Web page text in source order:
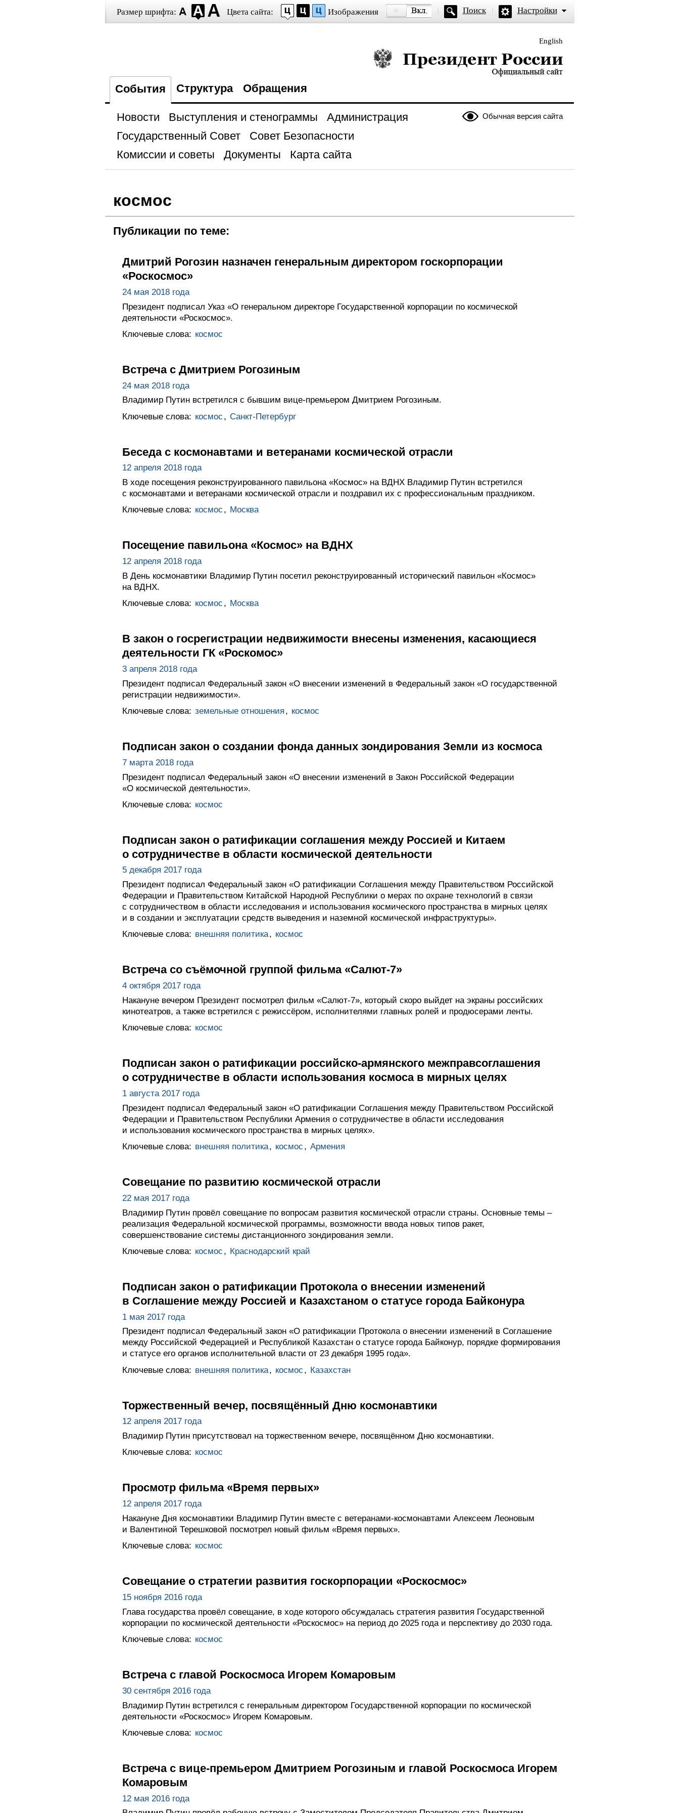
Размер шрифта: Цвета сайта: Изображения Поиск Настройки
English
Президент России — официальный сайт
События Структура Обращения
Обычная версия сайта
Новости Выступления и стенограммы
Администрация
Государственный Совет
Совет Безопасности
Комиссии и советы
Документы Карта сайта
космос
Публикации по теме:
Дмитрий Рогозин назначен генеральным директором госкорпорации
«Роскосмос»
24 мая 2018 года
Президент подписал Указ «О генеральном директоре Государственной корпорации по космической
деятельности «Роскосмос».
Ключевые слова: космос
Встреча с Дмитрием Рогозиным
24 мая 2018 года
Владимир Путин встретился с бывшим вице-премьером Дмитрием Рогозиным.
Ключевые слова: космос , Санкт-Петербург
Беседа с космонавтами и ветеранами космической отрасли
12 апреля 2018 года
В ходе посещения реконструированного павильона «Космос» на ВДНХ Владимир Путин встретился
с космонавтами и ветеранами космической отрасли и поздравил их с профессиональным праздником.
Ключевые слова: космос , Москва
Посещение павильона «Космос» на ВДНХ
12 апреля 2018 года
В День космонавтики Владимир Путин посетил реконструированный исторический павильон «Космос»
на ВДНХ.
Ключевые слова: космос , Москва
В закон о госрегистрации недвижимости внесены изменения, касающиеся
деятельности ГК «Роскомос»
3 апреля 2018 года
Президент подписал Федеральный закон «О внесении изменений в Федеральный закон «О государственной
регистрации недвижимости».
Ключевые слова: земельные отношения , космос
Подписан закон о создании фонда данных зондирования Земли из космоса
7 марта 2018 года
Президент подписал Федеральный закон «О внесении изменений в Закон Российской Федерации
«О космической деятельности».
Ключевые слова: космос
Подписан закон о ратификации соглашения между Россией и Китаем
о сотрудничестве в области космической деятельности
5 декабря 2017 года
Президент подписал Федеральный закон «О ратификации Соглашения между Правительством Российской
Федерации и Правительством Китайской Народной Республики о мерах по охране технологий в связи
с сотрудничеством в области исследования и использования космического пространства в мирных целях
и в создании и эксплуатации средств выведения и наземной космической инфраструктуры».
Ключевые слова: внешняя политика, космос
Встреча со съёмочной группой фильма «Салют-7»
4 октября 2017 года
Накануне вечером Президент посмотрел фильм «Салют-7», который скоро выйдет на экраны российских
кинотеатров, а также встретился с режиссёром, исполнителями главных ролей и продюсерами ленты.
Ключевые слова: космос
Подписан закон о ратификации российско-армянского межправсоглашения
о сотрудничестве в области использования космоса в мирных целях
1 августа 2017 года
Президент подписал Федеральный закон «О ратификации Соглашения между Правительством Российской
Федерации и Правительством Республики Армения о сотрудничестве в области исследования
и использования космического пространства в мирных целях».
Ключевые слова: внешняя политика, космос , Армения
Совещание по развитию космической отрасли
22 мая 2017 года
Владимир Путин провёл совещание по вопросам развития космической отрасли страны. Основные темы –
реализация Федеральной космической программы, возможности ввода новых типов ракет,
совершенствование системы дистанционного зондирования земли.
Ключевые слова: космос , Краснодарский край
Подписан закон о ратификации Протокола о внесении изменений
в Соглашение между Россией и Казахстаном о статусе города Байконура
1 мая 2017 года
Президент подписал Федеральный закон «О ратификации Протокола о внесении изменений в Соглашение
между Российской Федерацией и Республикой Казахстан о статусе города Байконур, порядке формирования
и статусе его органов исполнительной власти от 23 декабря 1995 года».
Ключевые слова: внешняя политика, космос , Казахстан
Торжественный вечер, посвящённый Дню космонавтики
12 апреля 2017 года
Владимир Путин присутствовал на торжественном вечере, посвящённом Дню космонавтики.
Ключевые слова: космос
Просмотр фильма «Время первых»
12 апреля 2017 года
Накануне Дня космонавтики Владимир Путин вместе с ветеранами-космонавтами Алексеем Леоновым
и Валентиной Терешковой посмотрел новый фильм «Время первых».
Ключевые слова: космос
Совещание о стратегии развития госкорпорации «Роскосмос»
15 ноября 2016 года
Глава государства провёл совещание, в ходе которого обсуждалась стратегия развития Государственной
корпорации по космической деятельности «Роскосмос» на период до 2025 года и перспективу до 2030 года.
Ключевые слова: космос
Встреча с главой Роскосмоса Игорем Комаровым
30 сентября 2016 года
Владимир Путин встретился с генеральным директором Государственной корпорации по космической
деятельности «Роскосмос» Игорем Комаровым.
Ключевые слова: космос
Встреча с вице-премьером Дмитрием Рогозиным и главой Роскосмоса Игорем
Комаровым
12 мая 2016 года